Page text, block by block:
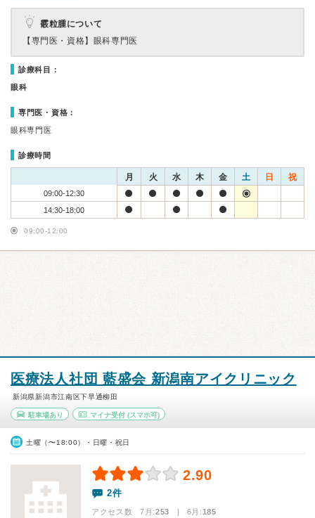
霰粒腫について
【専門医・資格】 眼科専門医
診療科目：
眼科
専門医・資格：
眼科専門医
診療時間
月 火 水 木 金 土 日 祝
09:00-12:30
14:30-18:00
09:00-12:00
医療法人社団 藍盛会 新潟南アイクリニック
新潟県新潟市江南区下早通柳田
駐車場あり マイナ受付(スマホ可)
土曜（〜18:00）・日曜・祝日
2.90
2件
アクセス数 7月:253 | 6月:185